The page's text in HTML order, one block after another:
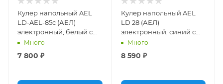
Кулер напольный AEL
LD-AEL-85c (АЕЛ)
электронный, белый с
черным, со шкафчиком
Много
7 800 ₽
Кулер напольный AEL
LD 28 (АЕЛ)
электронный, синий с
серебром
Много
8 590 ₽